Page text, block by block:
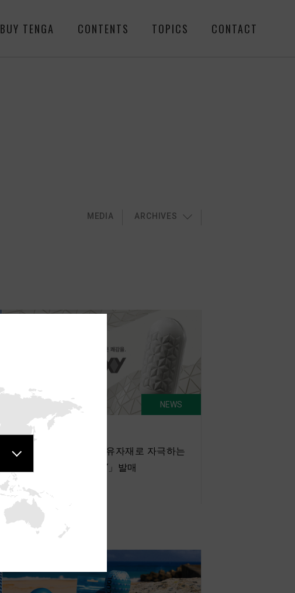
BUY TENGA CONTENTS TOPICS CONTACT
MEDIA ARCHIVES
NEWS
2026.04.30
플렉서블한 보디를 자유자재로 자극하는
「TENGA FLIP FLEXY」발매